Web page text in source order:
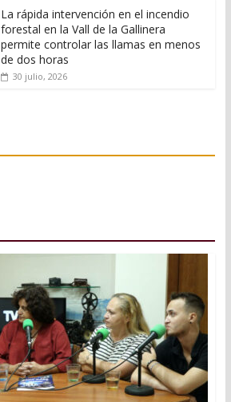
La rápida intervención en el incendio
forestal en la Vall de la Gallinera
permite controlar las llamas en menos
de dos horas
30 julio, 2026